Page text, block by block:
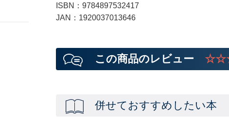
ISBN：9784897532417
JAN：1920037013646
この商品のレビュー
併せておすすめしたい本